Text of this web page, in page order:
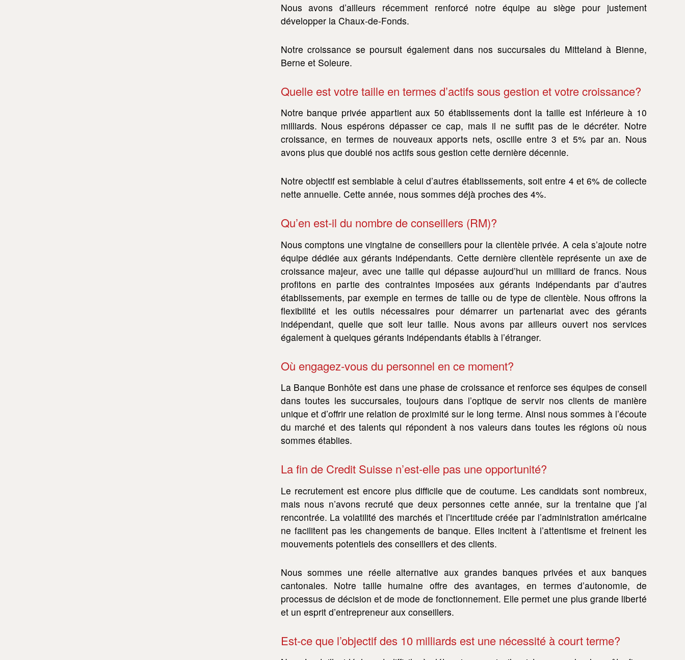
Nous avons d’ailleurs récemment renforcé notre équipe au siège pour justement
développer la Chaux-de-Fonds.
Notre croissance se poursuit également dans nos succursales du Mitteland à Bienne,
Berne et Soleure.
Quelle est votre taille en termes d’actifs sous gestion et votre croissance?
Notre banque privée appartient aux 50 établissements dont la taille est inférieure à 10
milliards. Nous espérons dépasser ce cap, mais il ne suffit pas de le décréter. Notre
croissance, en termes de nouveaux apports nets, oscille entre 3 et 5% par an. Nous
avons plus que doublé nos actifs sous gestion cette dernière décennie.
Notre objectif est semblable à celui d’autres établissements, soit entre 4 et 6% de collecte
nette annuelle. Cette année, nous sommes déjà proches des 4%.
Qu’en est-il du nombre de conseillers (RM)?
Nous comptons une vingtaine de conseillers pour la clientèle privée. A cela s’ajoute notre
équipe dédiée aux gérants indépendants. Cette dernière clientèle représente un axe de
croissance majeur, avec une taille qui dépasse aujourd’hui un milliard de francs. Nous
profitons en partie des contraintes imposées aux gérants indépendants par d’autres
établissements, par exemple en termes de taille ou de type de clientèle. Nous offrons la
flexibilité et les outils nécessaires pour démarrer un partenariat avec des gérants
indépendant, quelle que soit leur taille. Nous avons par ailleurs ouvert nos services
également à quelques gérants indépendants établis à l’étranger.
Où engagez-vous du personnel en ce moment?
La Banque Bonhôte est dans une phase de croissance et renforce ses équipes de conseil
dans toutes les succursales, toujours dans l’optique de servir nos clients de manière
unique et d’offrir une relation de proximité sur le long terme. Ainsi nous sommes à l’écoute
du marché et des talents qui répondent à nos valeurs dans toutes les régions où nous
sommes établies.
La fin de Credit Suisse n’est-elle pas une opportunité?
Le recrutement est encore plus difficile que de coutume. Les candidats sont nombreux,
mais nous n’avons recruté que deux personnes cette année, sur la trentaine que j’ai
rencontrée. La volatilité des marchés et l’incertitude créée par l’administration américaine
ne facilitent pas les changements de banque. Elles incitent à l’attentisme et freinent les
mouvements potentiels des conseillers et des clients.
Nous sommes une réelle alternative aux grandes banques privées et aux banques
cantonales. Notre taille humaine offre des avantages, en termes d’autonomie, de
processus de décision et de mode de fonctionnement. Elle permet une plus grande liberté
et un esprit d’entrepreneur aux conseillers.
Est-ce que l’objectif des 10 milliards est une nécessité à court terme?